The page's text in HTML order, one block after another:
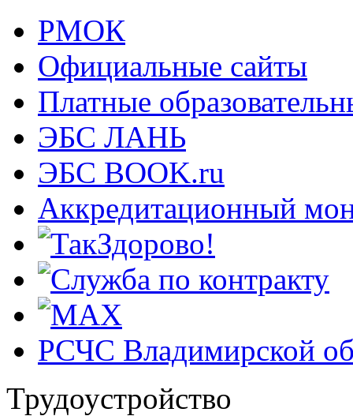
РМОК
Официальные сайты
Платные
ЭБС ЛАНЬ
ЭБС BOOK.ru
Аккредитационный
РСЧС Владимирской
Трудоустройство